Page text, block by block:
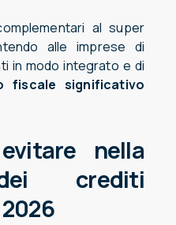
al super
alle imprese di
in modo integrato e di
fiscale significativo
nella
crediti